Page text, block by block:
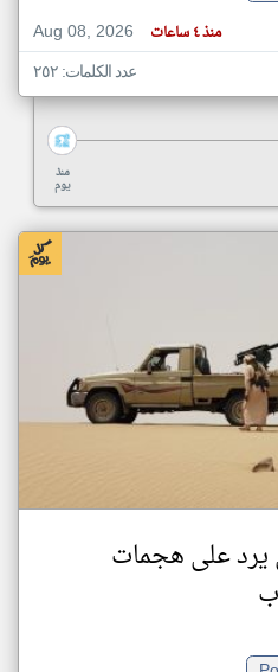
Aug 08, 2026
منذ ٤ ساعات
عدد الكلمات: ٢٥٢
منذ
يوم
يرد على هجمات